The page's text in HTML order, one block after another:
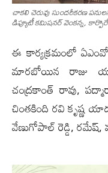
చాక‌లి చెరువు సుంద‌రీక‌ర‌ణ
డిప్యూటీ కమిషనర్ వెంకన్న,
ఈ కార్యక్రమంలో
మారబోయిన రాజు
చంద్రకాంత్ రావు,
చింతకింది రవి కృష్ణ
వేణుగోపాల్ రెడ్డి,